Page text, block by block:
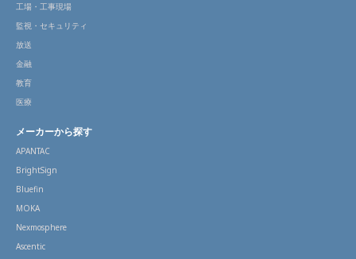
工場・工事現場
監視・セキュリティ
放送
金融
教育
医療
メーカーから探す
APANTAC
BrightSign
Bluefin
MOKA
Nexmosphere
Ascentic